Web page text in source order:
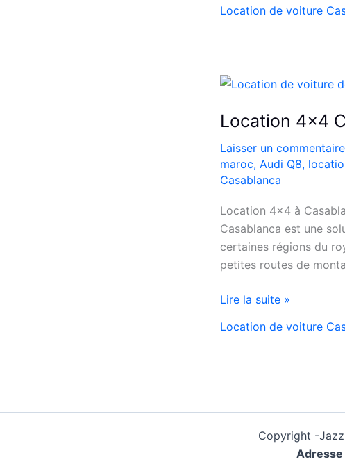
4×4
Luxe
au
Maroc
Jazz
Car
Location de voiture
Location 4×4
Laisser un commentaire
maroc, Audi Q8,
Casablanca
Location 4×4 à
Casablanca est une
certaines régions du
petites routes de
Location
Casablanca
Lire la suite »
Location de voiture
Copyright -
Adresse